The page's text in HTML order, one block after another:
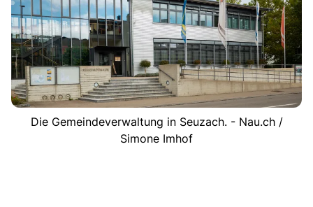
Die Gemeindeverwaltung in Seuzach. - Nau.ch /
Simone Imhof